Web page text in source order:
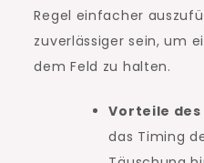
Regel einfacher
zuverlässiger sein, um
dem Feld zu halten.
Vorteile
das Timing